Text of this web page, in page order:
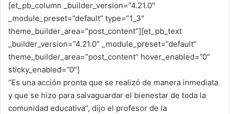
[et_pb_column _builder_version=”4.21.0″
_module_preset=”default” type=”1_3″
theme_builder_area=”post_content”][et_pb_text
_builder_version=”4.21.0″ _module_preset=”default”
theme_builder_area=”post_content” hover_enabled=”0″
sticky_enabled=”0″]
“Es una acción pronta que se realizó de manera inmediata
y que se hizo para salvaguardar el bienestar de toda la
comunidad educativa”, dijo el profesor de la